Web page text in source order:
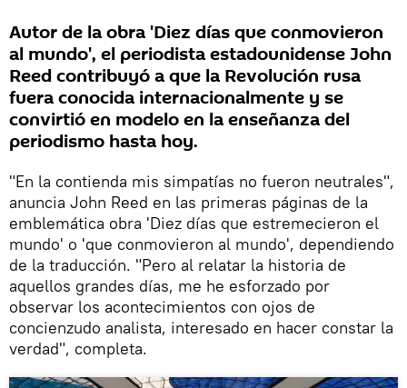
Autor de la obra 'Diez días que conmovieron
al mundo', el periodista estadounidense John
Reed contribuyó a que la Revolución rusa
fuera conocida internacionalmente y se
convirtió en modelo en la enseñanza del
periodismo hasta hoy.
"En la contienda mis simpatías no fueron neutrales",
anuncia John Reed en las primeras páginas de la
emblemática obra 'Diez días que estremecieron el
mundo' o 'que conmovieron al mundo', dependiendo
de la traducción. "Pero al relatar la historia de
aquellos grandes días, me he esforzado por
observar los acontecimientos con ojos de
concienzudo analista, interesado en hacer constar la
verdad", completa.